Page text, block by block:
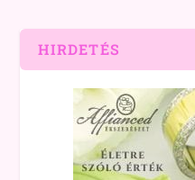
HIRDETÉS